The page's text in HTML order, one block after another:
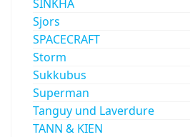
SINKHA
Sjors
SPACECRAFT
Storm
Sukkubus
Superman
Tanguy und Laverdure
TANN & KIEN